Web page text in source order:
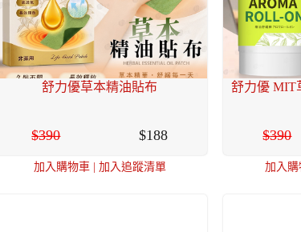
舒力優草本精油貼布
390 188
加入購物車| 加入追蹤清單
舒力優 MIT
390
加入購